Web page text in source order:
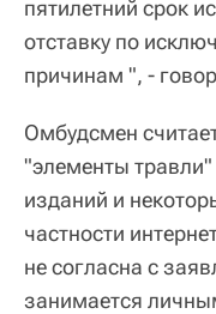
пятилетний срок
отставку по
причинам ", -
Омбудсмен
"элементы
изданий и
частности
не согласна с
занимается